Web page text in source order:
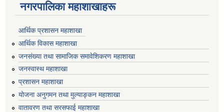
नगरपालिका महाशाखाहरू
आर्थिक प्रशासन महाशाखा
आर्थिक विकास महाशाखा
जनसंख्या तथा सामाजिक समावेशिकरण महाशाखा
जनस्वास्थ महाशाखा
प्रशासन महाशाखा
योजना अनुगमन तथा मुल्याङ्कन महाशाखा
वातावरण तथा सरसफाई महाशाखा